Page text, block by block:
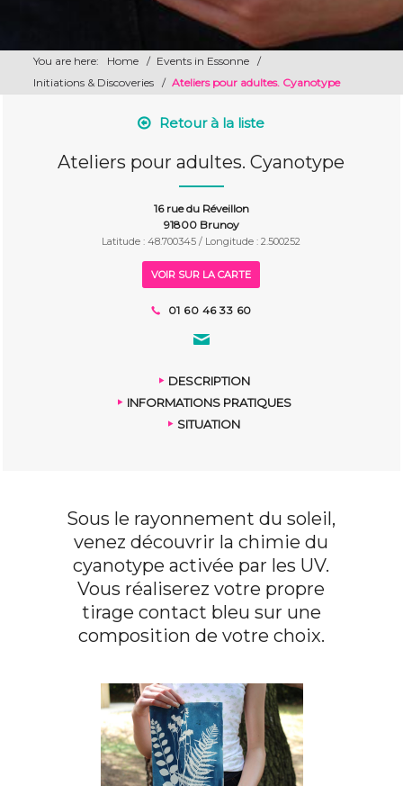
You are here: Home / Events in Essonne
/
Initiations & Discoveries
/ Ateliers pour adultes. Cyanotype
Retour à la liste
Ateliers pour adultes. Cyanotype
16 rue du Réveillon
91800 Brunoy
Latitude : 48.700345 / Longitude : 2.500252
VOIR SUR LA CARTE
01 60 46 33 60
DESCRIPTION
INFORMATIONS PRATIQUES
SITUATION
Sous le rayonnement du soleil,
venez découvrir la chimie du
cyanotype activée par les UV.
Vous réaliserez votre propre
tirage contact bleu sur une
composition de votre choix.